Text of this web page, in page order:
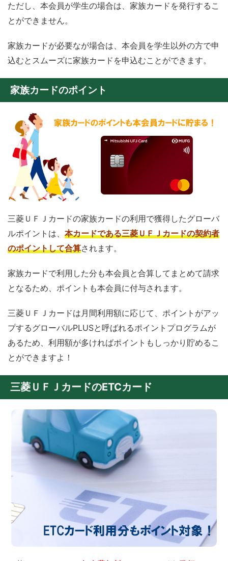
ただし、本会員が学生の場合は、家族カードを発行するこ
とができません。
家族カードが必要なが場合は、本会員を学生以外の方で申
込むとスムーズに家族カードを申込むことができます。
家族カードのポイント
三菱ＵＦＪカードの家族カードの利用で獲得したグローバ
ルポイントは、 本カードである三菱ＵＦＪカードの契約者
のポイントして合算されます。
家族カードで利用した分も本会員と合算してまとめて請求
となるため、ポイントも本会員に付与されます。
三菱ＵＦＪカードは月間利用額に応じて、ポイントがアッ
プするグローバルPLUSと呼ばれるポイントプログラムが
あるため、利用額が多ければポイントもしっかり貯めるこ
とができますよ！
三菱ＵＦＪカードのETCカード